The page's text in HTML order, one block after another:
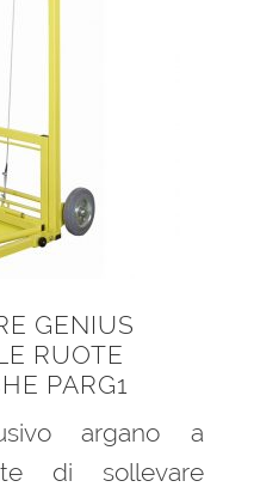
GENIUS
RUOTE
PARG1
argano a
di sollevare